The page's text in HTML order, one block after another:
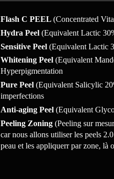
Flash C PEEL (Concentrated
Hydra Peel(Equivalent Lactic
Sensitive Peel (Equivalent Lactic
Whitening Peel (Equivalent
Hyperpigmentation
Pure Peel (Equivalent Salicylic
imperfections
Anti-aging Peel(Equivalent
Peeling Zoning (Peeling sur
car nous allons utiliser les peels
peau et les appliquerr par zone, là